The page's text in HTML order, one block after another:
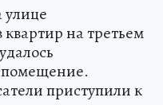
улице
квартир на третьем
помещение.
приступили к